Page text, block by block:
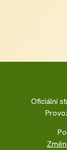
Oficiální